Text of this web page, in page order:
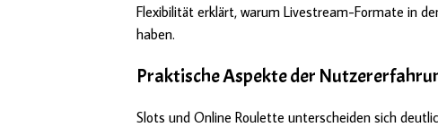
Flexibilität erklärt, warum Livestream-Formate in
haben.
Praktische Aspekte der
Slots und Online Roulette unterscheiden sich